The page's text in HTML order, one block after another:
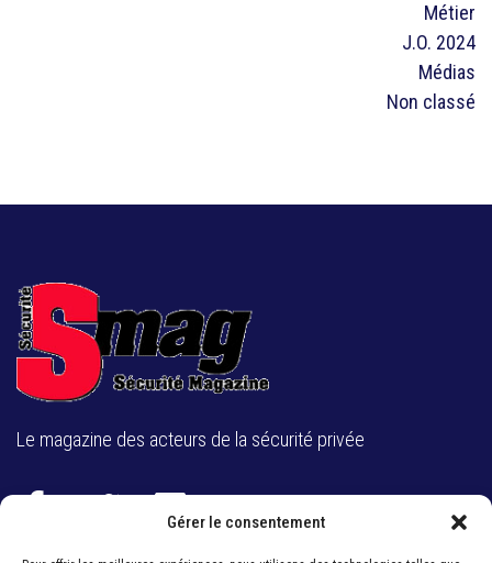
Gérer le consentement
Métier
J.O. 2024
Médias
Non classé
Le magazine des acteurs de la sécurité privée